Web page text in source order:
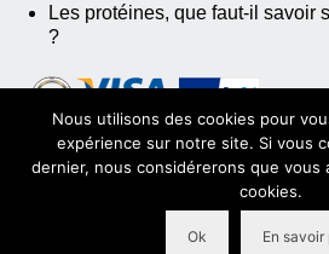
Les protéines, que faut-il savoir
?
© 2026 VeoFit - WordPress Theme by Kadence WP
Nous utilisons des cookies pour
expérience sur notre site. Si vous
dernier, nous considérerons que vous
cookies.
Ok En savoir